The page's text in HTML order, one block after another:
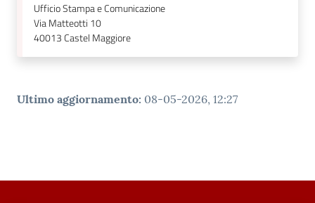
Ufficio Stampa e Comunicazione
Via Matteotti 10
40013Castel Maggiore
Ultimo aggiornamento: 08-05-2026, 12:27